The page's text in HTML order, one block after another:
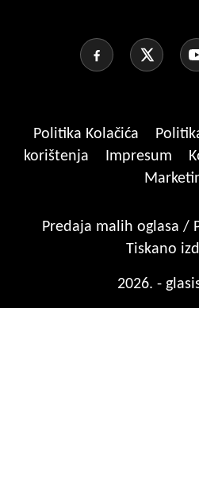
Politika Kolačića
korištenja
Impresum
Predaja malih oglasa /
Tiskano
2026. -